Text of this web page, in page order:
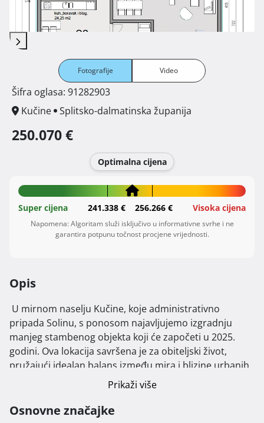
Fotografije Video
Šifra oglasa: 91282903
Kučine
Splitsko-dalmatinska županija
250.070 €
Optimalna cijena
Super cijena 241.338 € 256.266 € Visoka cijena
Napomena: Algoritam služi isključivo u informativne svrhe i ne
garantira potpunu točnost procjene vrijednosti.
Opis
pripada Solinu, s ponosom najavljujemo izgradnju
manjeg stambenog objekta koji će započeti u 2025.
godini. Ova lokacija savršena je za obiteljski život,
pružajući idealan balans između mira i blizine urbanih
Na prizemlju zgrade nalaze se komforan jednosobni
Prikaži više
Osnovne značajke